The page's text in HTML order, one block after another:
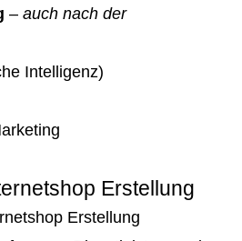
– auch nach der
Intelligenz)
Erstellung
Erstellung